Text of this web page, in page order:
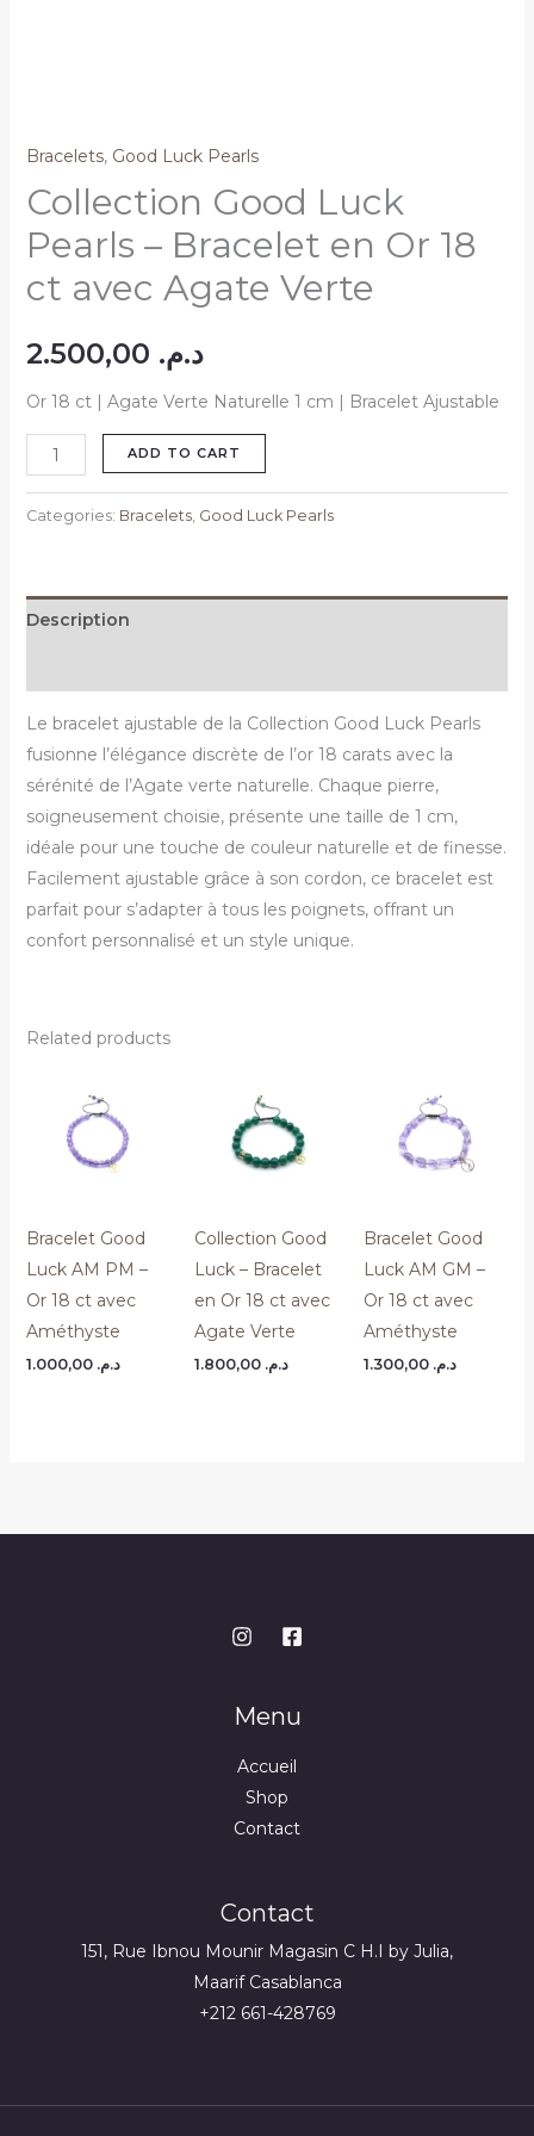
Bracelets, Good Luck Pearls
Collection Good Luck
Pearls – Bracelet en Or 18
ct avec Agate Verte
د.م.
Or 18 ct | Agate Verte Naturelle 1 cm | Bracelet Ajustable
ADD TO CART
Categories: Bracelets, Good Luck Pearls
Description
Le bracelet ajustable de la Collection Good Luck Pearls
fusionne l’élégance discrète de l’or 18 carats avec la
sérénité de l’Agate verte naturelle. Chaque pierre,
soigneusement choisie, présente une taille de 1 cm,
idéale pour une touche de couleur naturelle et de finesse.
Facilement ajustable grâce à son cordon, ce bracelet est
parfait pour s’adapter à tous les poignets, offrant un
confort personnalisé et un style unique.
Related products
Bracelet Good
Luck AM PM –
Or 18 ct avec
Améthyste
د.م. 1.000,00
Collection Good
Luck – Bracelet
en Or 18 ct avec
Agate Verte
د.م.
Bracelet Good
Luck AM GM –
Or 18 ct avec
Améthyste
د.م. 1.300,00
Menu
Accueil
Shop
Contact
Contact
151, Rue Ibnou Mounir Magasin C H.I by Julia,
Maarif Casablanca
+212 661-428769